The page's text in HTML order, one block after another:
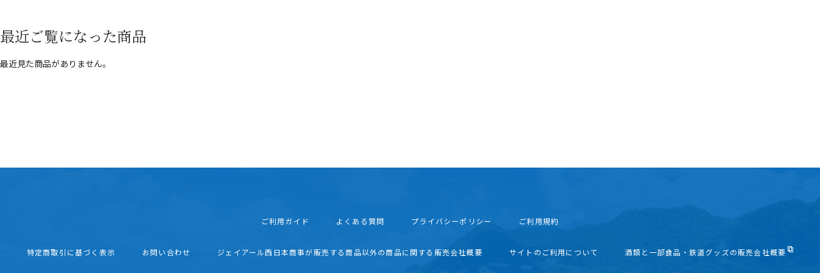
最近ご覧になった商品
最近見た商品がありません。
ご利用ガイド よくある質問 プライバシーポリシー ご利用規約
特定商取引に基づく表示 お問い合わせ ジェイアール西日本商事が販売する商品以外の商品に関する販売会社概要 サイトのご利用について 酒類と一部食品・鉄道グッズの販売会社概要